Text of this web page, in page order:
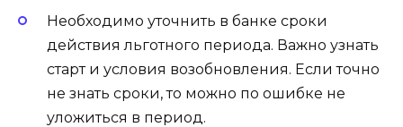
Необходимо уточнить в банке сроки
действия льготного периода. Важно узнать
старт и условия возобновления. Если точно
не знать сроки, то можно по ошибке не
уложиться в период.